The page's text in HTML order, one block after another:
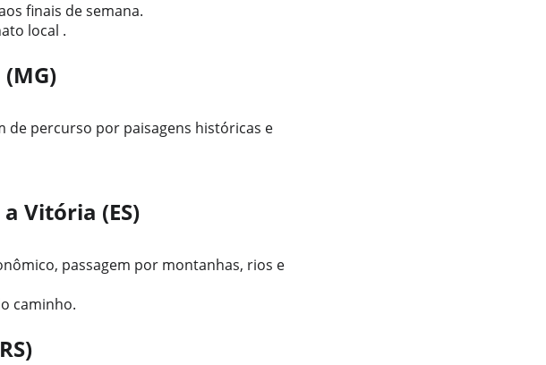
finais de semana.
local .
de percurso por paisagens históricas e
Vitória (ES)
passagem por montanhas, rios e
caminho.